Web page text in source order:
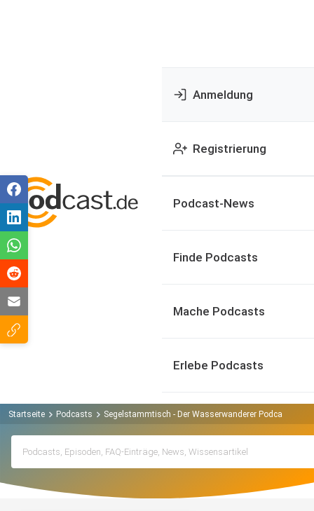
Anmeldung
Registrierung
Podcast-News
Finde Podcasts
Mache Podcasts
Erlebe Podcasts
Startseite Podcasts Segelstammtisch - Der Wasserwanderer Podcast